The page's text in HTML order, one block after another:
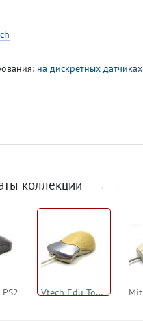
на дискретных датчиках
коллекции ← →
Vtech Edu Toys Mouse (2)